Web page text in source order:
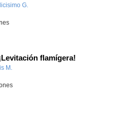
G.
flamígera!
M.